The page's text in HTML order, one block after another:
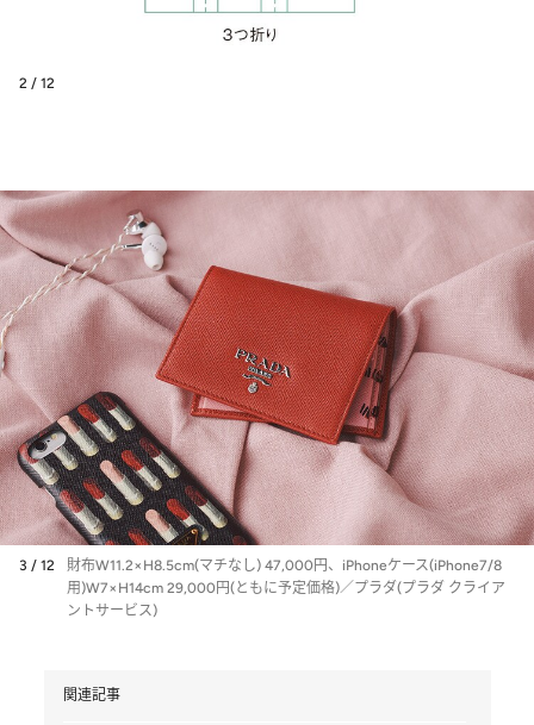
2 / 12
3 / 12
財布W11.2×H8.5cm(マチなし) 47,000円、iPhoneケース(iPhone7/8
用)W7×H14cm 29,000円(ともに予定価格)／プラダ(プラダ クライア
ントサービス)
関連記事